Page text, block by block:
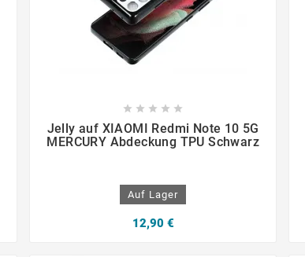
    
Jelly auf XIAOMI Redmi Note 10 5G
MERCURY Abdeckung TPU Schwarz
Auf Lager
12,90 €